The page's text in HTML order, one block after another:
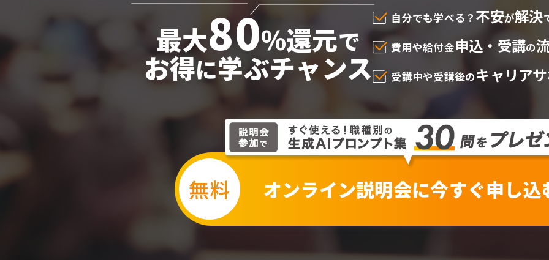
最大80%還元で
お得に学ぶチャンス
自分でも学べる？ 不安が解決
費用や給付金申込・受講の
受講中や受講後のキャリア
オンライン説明会に今すぐ申し込